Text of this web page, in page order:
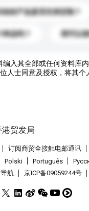
你的产品是否支持定制？
品吗？ 我可以
入其全部或任何资料库
士同意及授权，将其个
订阅商贸全接触电邮通讯
Polski Português
航 京ICP备09059244号